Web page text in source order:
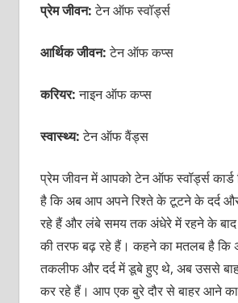
प्रेम जीवन:टेन ऑफ स्‍वॉर्ड्स
आर्थिक जीवन:टेन ऑफ कप्‍स
करियर:नाइन ऑफ कप्‍स
स्वास्थ्य:टेन ऑफ वैंड्स
प्रेम जीवन में आपको टेन ऑफ स्‍वॉर्ड्स कार्ड
है कि अब आप अपने रिश्‍ते के टूटने के दर्द
रहे हैं और लंबे समय तक अंधेरे में रहने के
की तरफ बढ़ रहे हैं। कहने का मतलब है
तकलीफ और दर्द में डूबे हुए थे, अब उससे
कर रहे हैं। आप एक बुरे दौर से बाहर आने